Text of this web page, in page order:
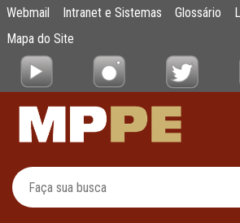
Pular para o Conteúdo principal
Prorrogado prazo de
Webmail Intranet e Sistemas Glossário
Mapa do Site